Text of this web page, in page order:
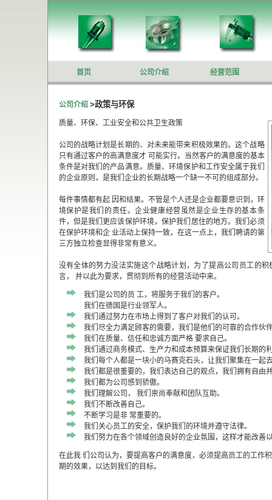
首页 公司介绍 经营范围
公司介绍 >政策与环保
质量、环保、工业安全和公共卫生政策
公司的战略计划是长期的、对未来能带来积极效果的。这个战略
只有通过客户的高满意度才 可能实行。当然客户的满意度的基本
条件是对我们的产品满意。质量、环境保护和工作安全属于我们
的企业原则，是我们企业的长期战略一个缺一不可的组成部分。
每件事情都有起 因和结果。不管是个人还是企业都要意识到，环
境保护是我们的责任。企业健康经营虽然是企业生存的基本条
件，但是我们更应该保护环境，保护我们居住的地方。我们必须
在保护环境和企 业活动上保持一致，在这一点上，我们聘请的第
三方独立检查显得非常有意义。
没有全体的努力没法实施这个战略计划，为了提高公司员工的积
言， 并以此为要求，贯彻到所有的经营活动中来。
我们是公司的员 工，将服务于我们的客户。
我们在德国是行业领军人。
我们通过努力在市场上得到了客户对我们的认可。
我们尽全力满足顾客的需要，我们是他们的可靠的合作伙
我们在质量、信任和忠诚方面严格 要求自己。
我们通过商务模式、生产力和成本预算来保证我们长期的
我们每个人都是一块小的马赛克石头，让我们聚集在一起
我们都是很重要的，我们表达自己的观点，我们拥有自由
我们都为公司感到骄傲。
我们理解公司， 我们崇尚奉献和团队互助。
我们不断改善自己。
不断学习是非 常重要的。
我们关心员工的安全，保护我们的环境并遵守法律。
我们努力在各个领域创造良好的企业氛围，这样才能改善
在此我 们公司认为，要提高客户的满意度，必须提高员工的工作
期的效果，以达到我们的目标。